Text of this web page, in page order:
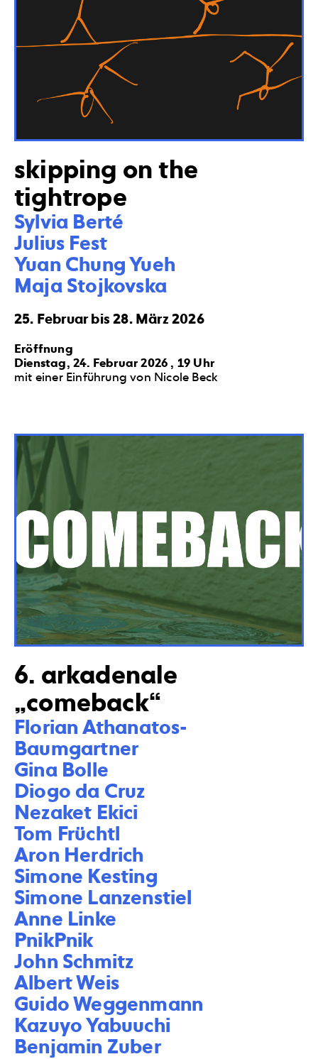
skipping on the
tightrope
Sylvia Berté
Julius Fest
Yuan Chung Yueh
Maja Stojkovska
25. Februar bis 28. März 2026
Eröffnung
Dienstag, 24. Februar 2026 , 19 Uhr
mit einer Einführung von Nicole Beck
6. arkadenale
„comeback“
Florian Athanatos-
Baumgartner
Gina Bolle
Diogo da Cruz
Nezaket Ekici
Tom Früchtl
Aron Herdrich
Simone Kesting
Simone Lanzenstiel
Anne Linke
PnikPnik
John Schmitz
Albert Weis
Guido Weggenmann
Kazuyo Yabuuchi
Benjamin Zuber